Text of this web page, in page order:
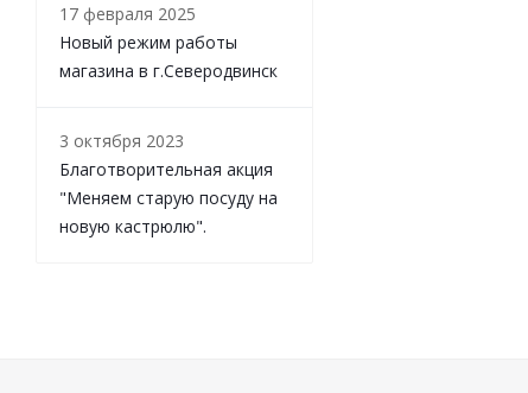
17 февраля 2025
Новый режим работы
магазина в г.Северодвинск
3 октября 2023
Благотворительная акция
"Меняем старую посуду на
новую кастрюлю".